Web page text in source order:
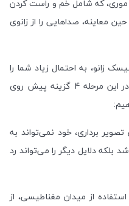
که شامل خم و راست کردن
معاینه، صداهایی را از زانوی
زانو، به احتمال زیاد شما را
به بخش تصویربرداری ارجاع میدهد. در این مرحله 4 گزینه پیش روی
برداری، خود نمی‌تواند به
بلکه دلایل دیگر را می‌تواند رد
از میدان مغناطیسی، از